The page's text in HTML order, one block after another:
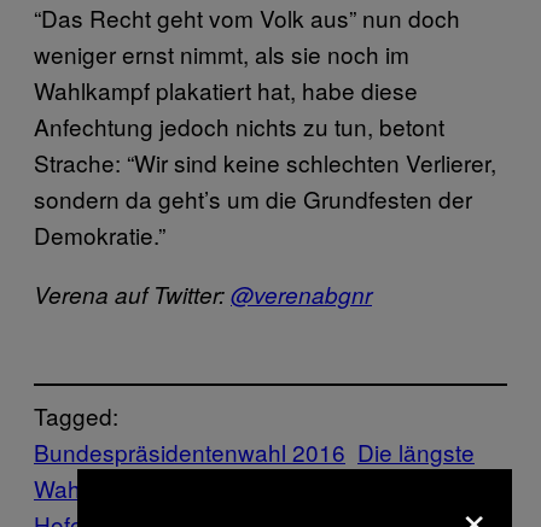
“Das Recht geht vom Volk aus” nun doch
weniger ernst nimmt, als sie noch im
Wahlkampf plakatiert hat, habe diese
Anfechtung jedoch nichts zu tun, betont
Strache: “Wir sind keine schlechten Verlierer,
sondern da geht’s um die Grundfesten der
Demokratie.”
Verena auf Twitter:@verenabgnr
Tagged:
Bundespräsidentenwahl 2016 Die längste
Wahl der Welt